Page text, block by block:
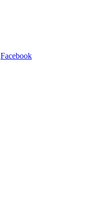
Facebook